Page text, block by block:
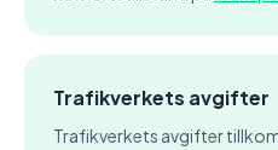
Trafikverkets avgifter
Trafikverkets avgifter